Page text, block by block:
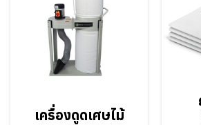
เครื่องดูดเศษไม้